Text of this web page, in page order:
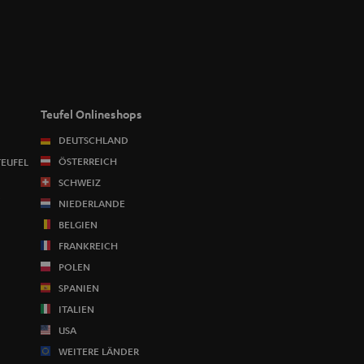
Teufel Onlineshops
DEUTSCHLAND
ÖSTERREICH
SCHWEIZ
NIEDERLANDE
BELGIEN
FRANKREICH
POLEN
SPANIEN
ITALIEN
USA
WEITERE LÄNDER